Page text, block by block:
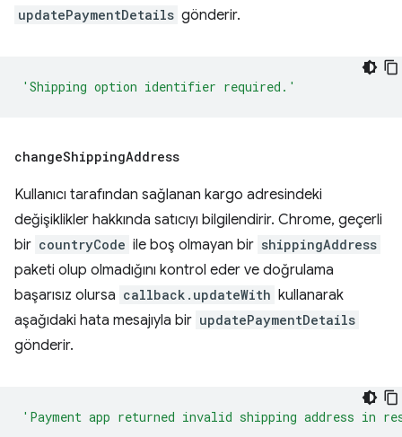
updatePaymentDetails gönderir.
'Shipping option identifier required.'
changeShippingAddress
Kullanıcı tarafından sağlanan kargo adresindeki
değişiklikler hakkında satıcıyı bilgilendirir. Chrome, geçerli
bir countryCode ile boş olmayan bir shippingAddress
paketi olup olmadığını kontrol eder ve doğrulama
başarısız olursa callback.updateWith kullanarak
aşağıdaki hata mesajıyla bir updatePaymentDetails
gönderir.
'Payment app returned invalid shipping address in